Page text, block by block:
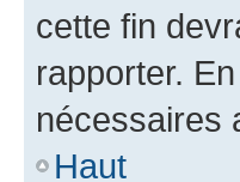
cette fin
rapporter.
nécessaires
Haut